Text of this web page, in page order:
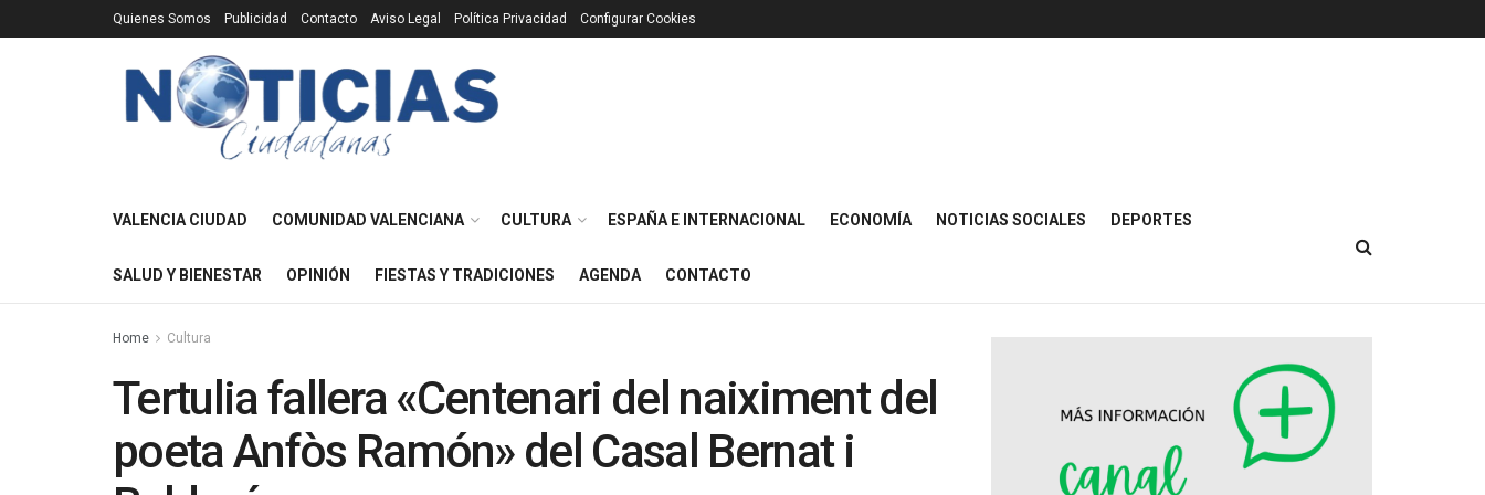
Quienes Somos Publicidad Contacto Aviso Legal Política Privacidad Configurar Cookies
VALENCIA CIUDAD COMUNIDAD VALENCIANA CULTURA ESPAÑA E INTERNACIONAL ECONOMÍA NOTICIAS SOCIALES DEPORTES
SALUD Y BIENESTAR OPINIÓN FIESTAS Y TRADICIONES AGENDA CONTACTO
Home Cultura
Tertulia fallera «Centenari del naiximent del
poeta Anfòs Ramón» del Casal Bernat i